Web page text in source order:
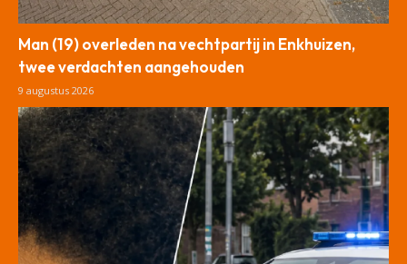
Man (19) overleden na vechtpartij in Enkhuizen,
twee verdachten aangehouden
9 augustus 2026